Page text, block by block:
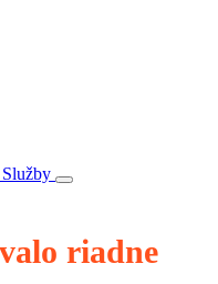
Služby
riadne